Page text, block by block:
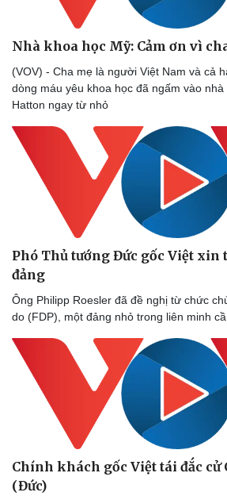
Văn học
Âm nhạc
Giải trí
Nghệ sĩ
Thời
Nhà khoa học Mỹ: Cảm ơn vì
(VOV) - Cha mẹ là người Việt Nam và cả
dòng máu yêu khoa học đã ngấm vào
Hatton ngay từ nhỏ
Phó Thủ tướng Đức gốc Việt xin
đảng
Ông Philipp Roesler đã đề nghị từ chức
do (FDP), một đảng nhỏ trong liên minh
Chính khách gốc Việt tái đắc cử
(Đức)